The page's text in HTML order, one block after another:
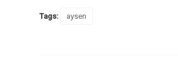
Tags: aysen